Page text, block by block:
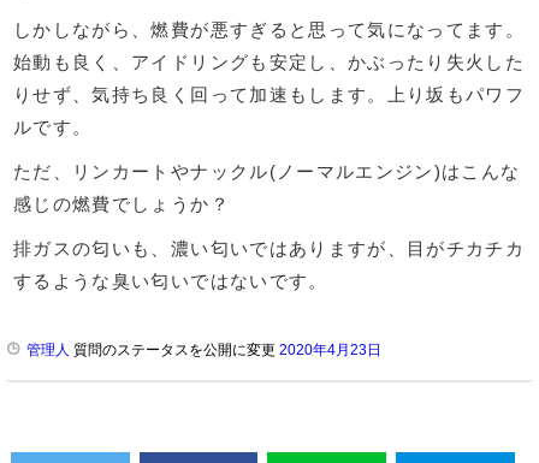
しかしながら、燃費が悪すぎると思って気になってます。
始動も良く、アイドリングも安定し、かぶったり失火した
りせず、気持ち良く回って加速もします。上り坂もパワフ
ルです。
ただ、リンカートやナックル(ノーマルエンジン)はこんな
感じの燃費でしょうか？
排ガスの匂いも、濃い匂いではありますが、目がチカチカ
するような臭い匂いではないです。
管理人 質問のステータスを公開に変更 2020年4月23日